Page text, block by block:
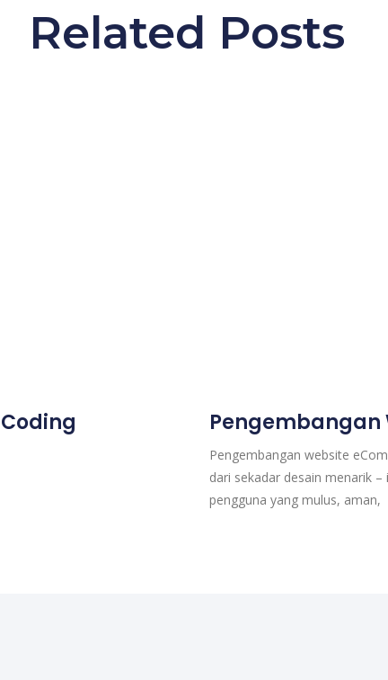
Related Posts
Pengembangan
Pengembangan website
dari sekadar desain menarik
pengguna yang mulus, aman,